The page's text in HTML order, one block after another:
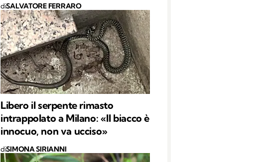
diSALVATORE FERRARO
Libero il serpente rimasto
intrappolato a Milano: «Il biacco è
innocuo, non va ucciso»
diSIMONA SIRIANNI